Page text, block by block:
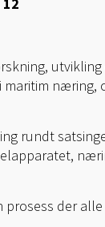
rundt
prosess der